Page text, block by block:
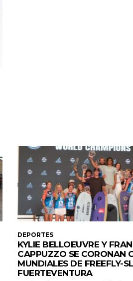
DEPORTES
KYLIE BELLOEUVRE Y
CAPPUZZO SE CORONAN
MUNDIALES DE FREEFLY-
FUERTEVENTURA